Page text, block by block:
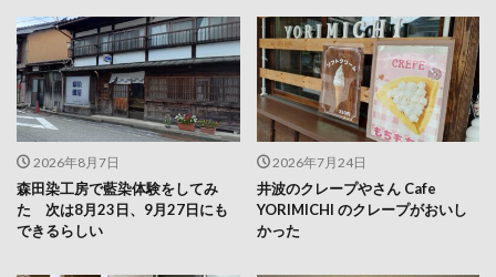
2026年8月7日
森田染工房で藍染体験をしてみ
た 次は8月23日、9月27日にも
できるらしい
2026年7月24日
井波のクレープやさん Cafe
YORIMICHI のクレープがおいし
かった